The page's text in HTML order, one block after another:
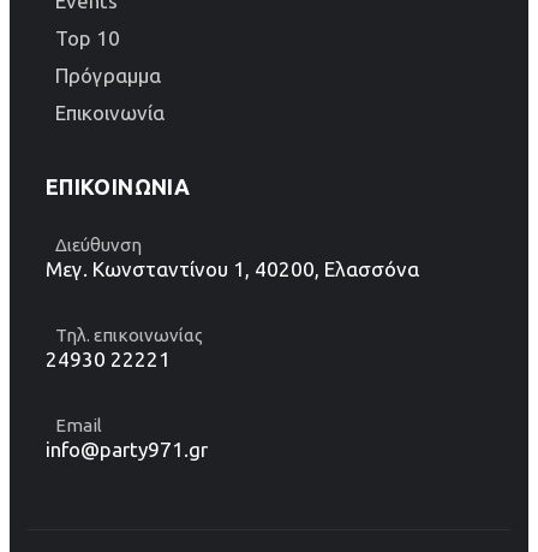
Top 10
Πρόγραμμα
Επικοινωνία
ΕΠΙΚΟΙΝΩΝΊΑ
Διεύθυνση
Μεγ. Κωνσταντίνου 1, 40200, Ελασσόνα
Τηλ. επικοινωνίας
24930 22221
Email
info@party971.gr